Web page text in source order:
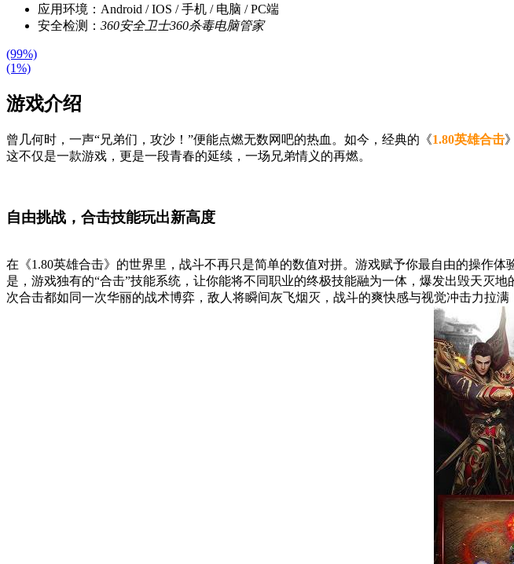
应用环境： Android / IOS / 手机 / 电脑 / PC端
安全检测： 360安全卫士360杀毒电脑管家
(99%)
(1%)
游戏介绍
曾几何时，一声“兄弟们，攻沙！”便能点燃无数网吧的热血。如今，经典的《1.80英雄合击
这不仅是一款游戏，更是一段青春的延续，一场兄弟情义的再燃。
自由挑战，合击技能玩出新高度
在《1.80英雄合击》的世界里，战斗不再只是简单的数值对拼。游戏赋予你最自由的操作
是，游戏独有的“合击”技能系统，让你能将不同职业的终极技能融为一体，爆发出毁天灭
次合击都如同一次华丽的战术博弈，敌人将瞬间灰飞烟灭，战斗的爽快感与视觉冲击力拉满